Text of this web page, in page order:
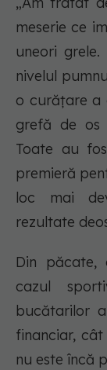
meserie ce
uneori
nivelul
o curățare a
grefă de os
Toate au
premieră
loc mai
rezultate
Din păcate,
cazul
bucătarilor
financiar,
nu este încă